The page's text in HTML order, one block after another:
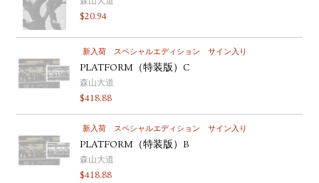
森山大道
$20.94
新入荷 スペシャルエディション サイン入り
PLATFORM（特装版）C
森山大道
$418.88
新入荷 スペシャルエディション サイン入り
PLATFORM（特装版）B
森山大道
$418.88